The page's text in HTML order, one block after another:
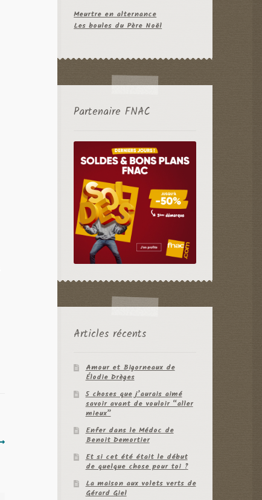
Meurtre en alternance
Les boules du Père Noël
Partenaire FNAC
Articles récents
Amour et Bigorneaux de
Élodie Drèges
5 choses que j’aurais aimé
savoir avant de vouloir “aller
mieux”
Enfer dans le Médoc de
Benoit Demortier
Et si cet été était le début
de quelque chose pour toi ?
La maison aux volets verts de
Gérard Giel